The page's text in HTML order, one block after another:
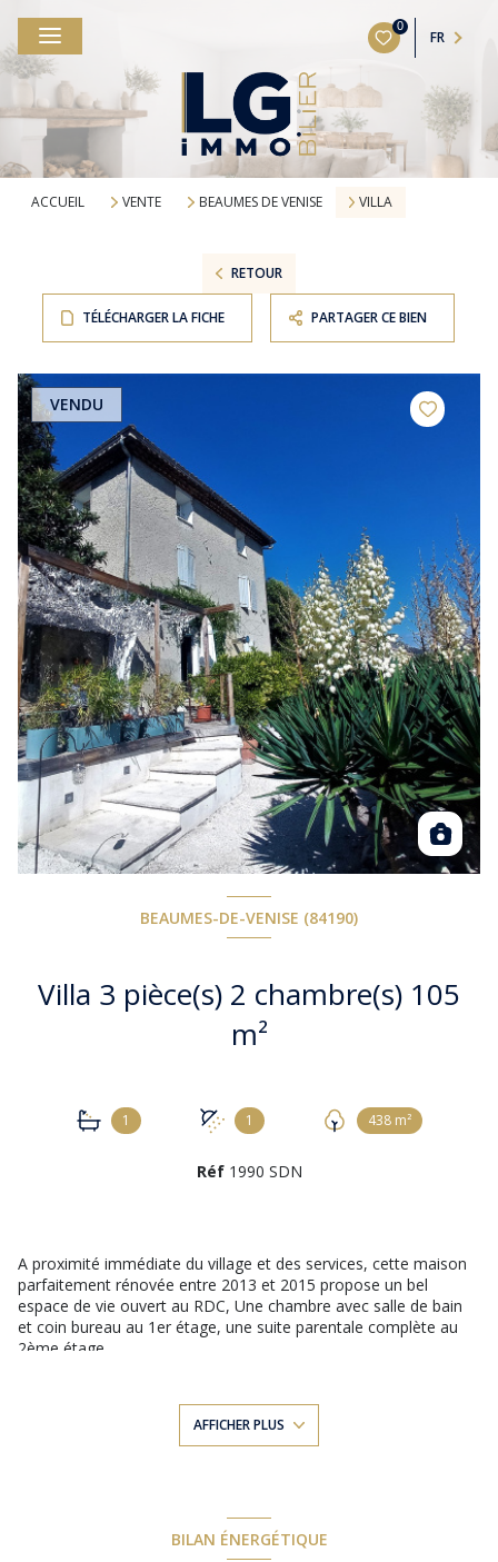
0
FR
ACCUEIL VENTE BEAUMES DE VENISE VILLA
RETOUR
TÉLÉCHARGER LA FICHE PARTAGER CE BIEN
VENDU
BEAUMES-DE-VENISE (84190)
Villa 3 pièce(s) 2 chambre(s) 105
m²
1 1 438 m²
Réf 1990 SDN
A proximité immédiate du village et des services, cette maison
parfaitement rénovée entre 2013 et 2015 propose un bel
espace de vie ouvert au RDC, Une chambre avec salle de bain
et coin bureau au 1er étage, une suite parentale complète au
2ème étage.
du village avec une très belle vue dégagée sur la plaine et le
mont Ventoux. Les extérieurs harmonieux permettent de
Un produit d'exception dont il faut se saisir rapidement !
AFFICHER PLUS
BILAN ÉNERGÉTIQUE